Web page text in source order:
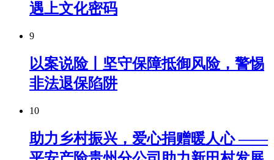
遇上文化密码
9
以案说险丨坚守保障抵御风险，警惕
非法退保陷阱
10
助力乡村振兴，爱心捐赠暖人心 ——